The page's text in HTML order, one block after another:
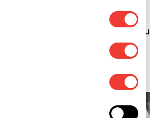
Schwarzseher und
Panikmacher wegen
Cannabis-